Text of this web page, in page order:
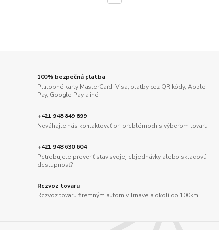
100% bezpečná platba
Platobné karty MasterCard, Visa, platby cez QR kódy, Apple
Pay, Google Pay a iné
+421 948 849 899
Neváhajte nás kontaktovať pri problémoch s výberom tovaru
+421 948 630 604
Potrebujete preveriť stav svojej objednávky alebo skladovú
dostupnosť?
Rozvoz tovaru
Rozvoz tovaru firemným autom v Trnave a okolí do 100km.